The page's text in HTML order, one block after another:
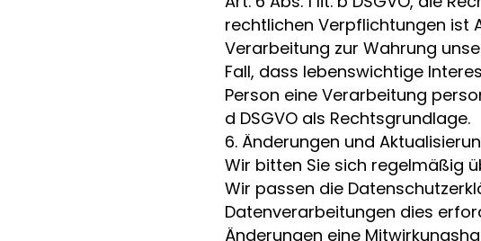
rechtlichen Verpflichtungen ist
Verarbeitung zur Wahrung
Fall, dass lebenswichtige
Person eine Verarbeitung
d DSGVO als Rechtsgrundlage.
6. Änderungen und
Wir bitten Sie sich regelmäßig
Wir passen die
Datenverarbeitungen dies
Änderungen eine